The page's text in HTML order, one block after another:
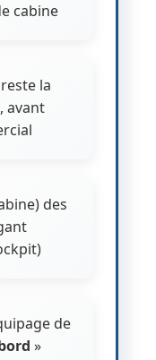
cabine
la
, avant
des
de
»